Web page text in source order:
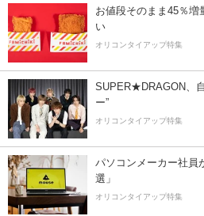
お値段そのまま45％
い
オリコンタイアップ特集
SUPER★DRAGON、
ー”
オリコンタイアップ特集
パソコンメーカー社員
選」
オリコンタイアップ特集